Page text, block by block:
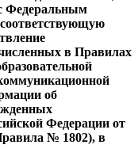
Федеральным
в Правилах
об
Федерации от
№ 1802), в